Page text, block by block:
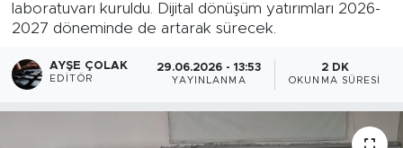
laboratuvarı kuruldu. Dijital dönüşüm yatırımları 2026-
2027 döneminde de artarak sürecek.
AYŞE ÇOLAK
EDITÖR
29.06.2026 - 13:53
YAYINLANMA
2 DK
OKUNMA SÜRESI
Süper Lig Puan Durumu ve Fikstür
Tüm Manşetler
Son Dakika Haberleri